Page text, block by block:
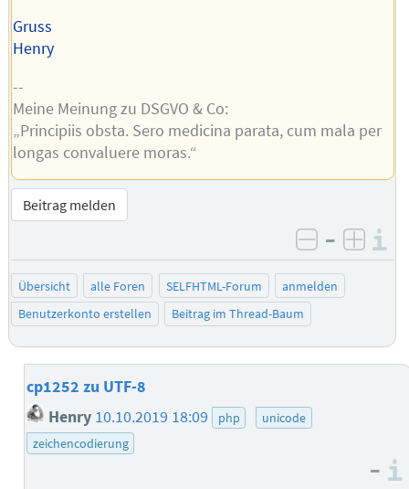
Gruss
Henry
--
Meine Meinung zu DSGVO & Co:
„Principiis obsta. Sero medicina parata, cum mala per
longas convaluere moras.“
Beitrag melden
negativ
–
Übersicht alle Foren SELFHTML-Forum
anmelden
Benutzerkonto erstellen
Beitrag im Thread-Baum
cp1252 zu UTF-8
Henry 10.10.2019 18:09 php
unicode
zeichencodierung
–